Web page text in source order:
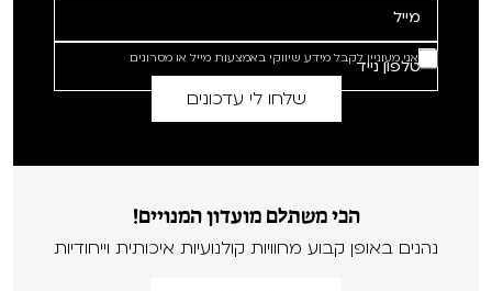
אני מעוניין לקבל מידע שיווקי באמצעות מייל או מסרונים
הכי משתלם מועדון המנויים!
נהנים באופן קבוע מחוויות קולנועיות איכותית וייחודיות